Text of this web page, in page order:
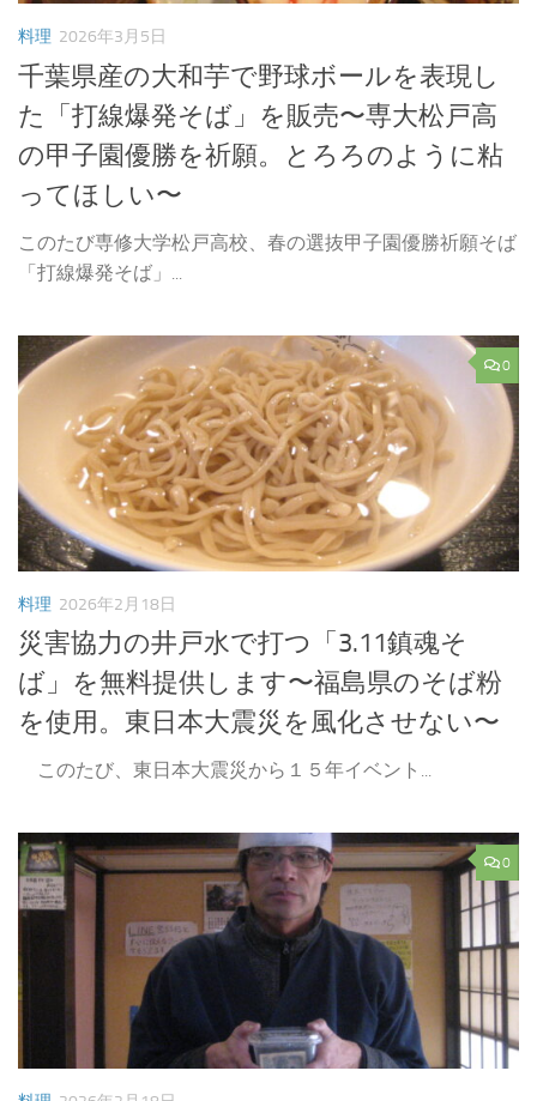
料理 2026年3月5日
千葉県産の大和芋で野球ボールを表現し
た「打線爆発そば」を販売〜専大松戸高
の甲子園優勝を祈願。とろろのように粘
ってほしい〜
このたび専修大学松戸高校、春の選抜甲子園優勝祈願そば
「打線爆発そば」...
0
料理 2026年2月18日
災害協力の井戸水で打つ「3.11鎮魂そ
ば」を無料提供します〜福島県のそば粉
を使用。東日本大震災を風化させない〜
このたび、東日本大震災から１５年イベント...
0